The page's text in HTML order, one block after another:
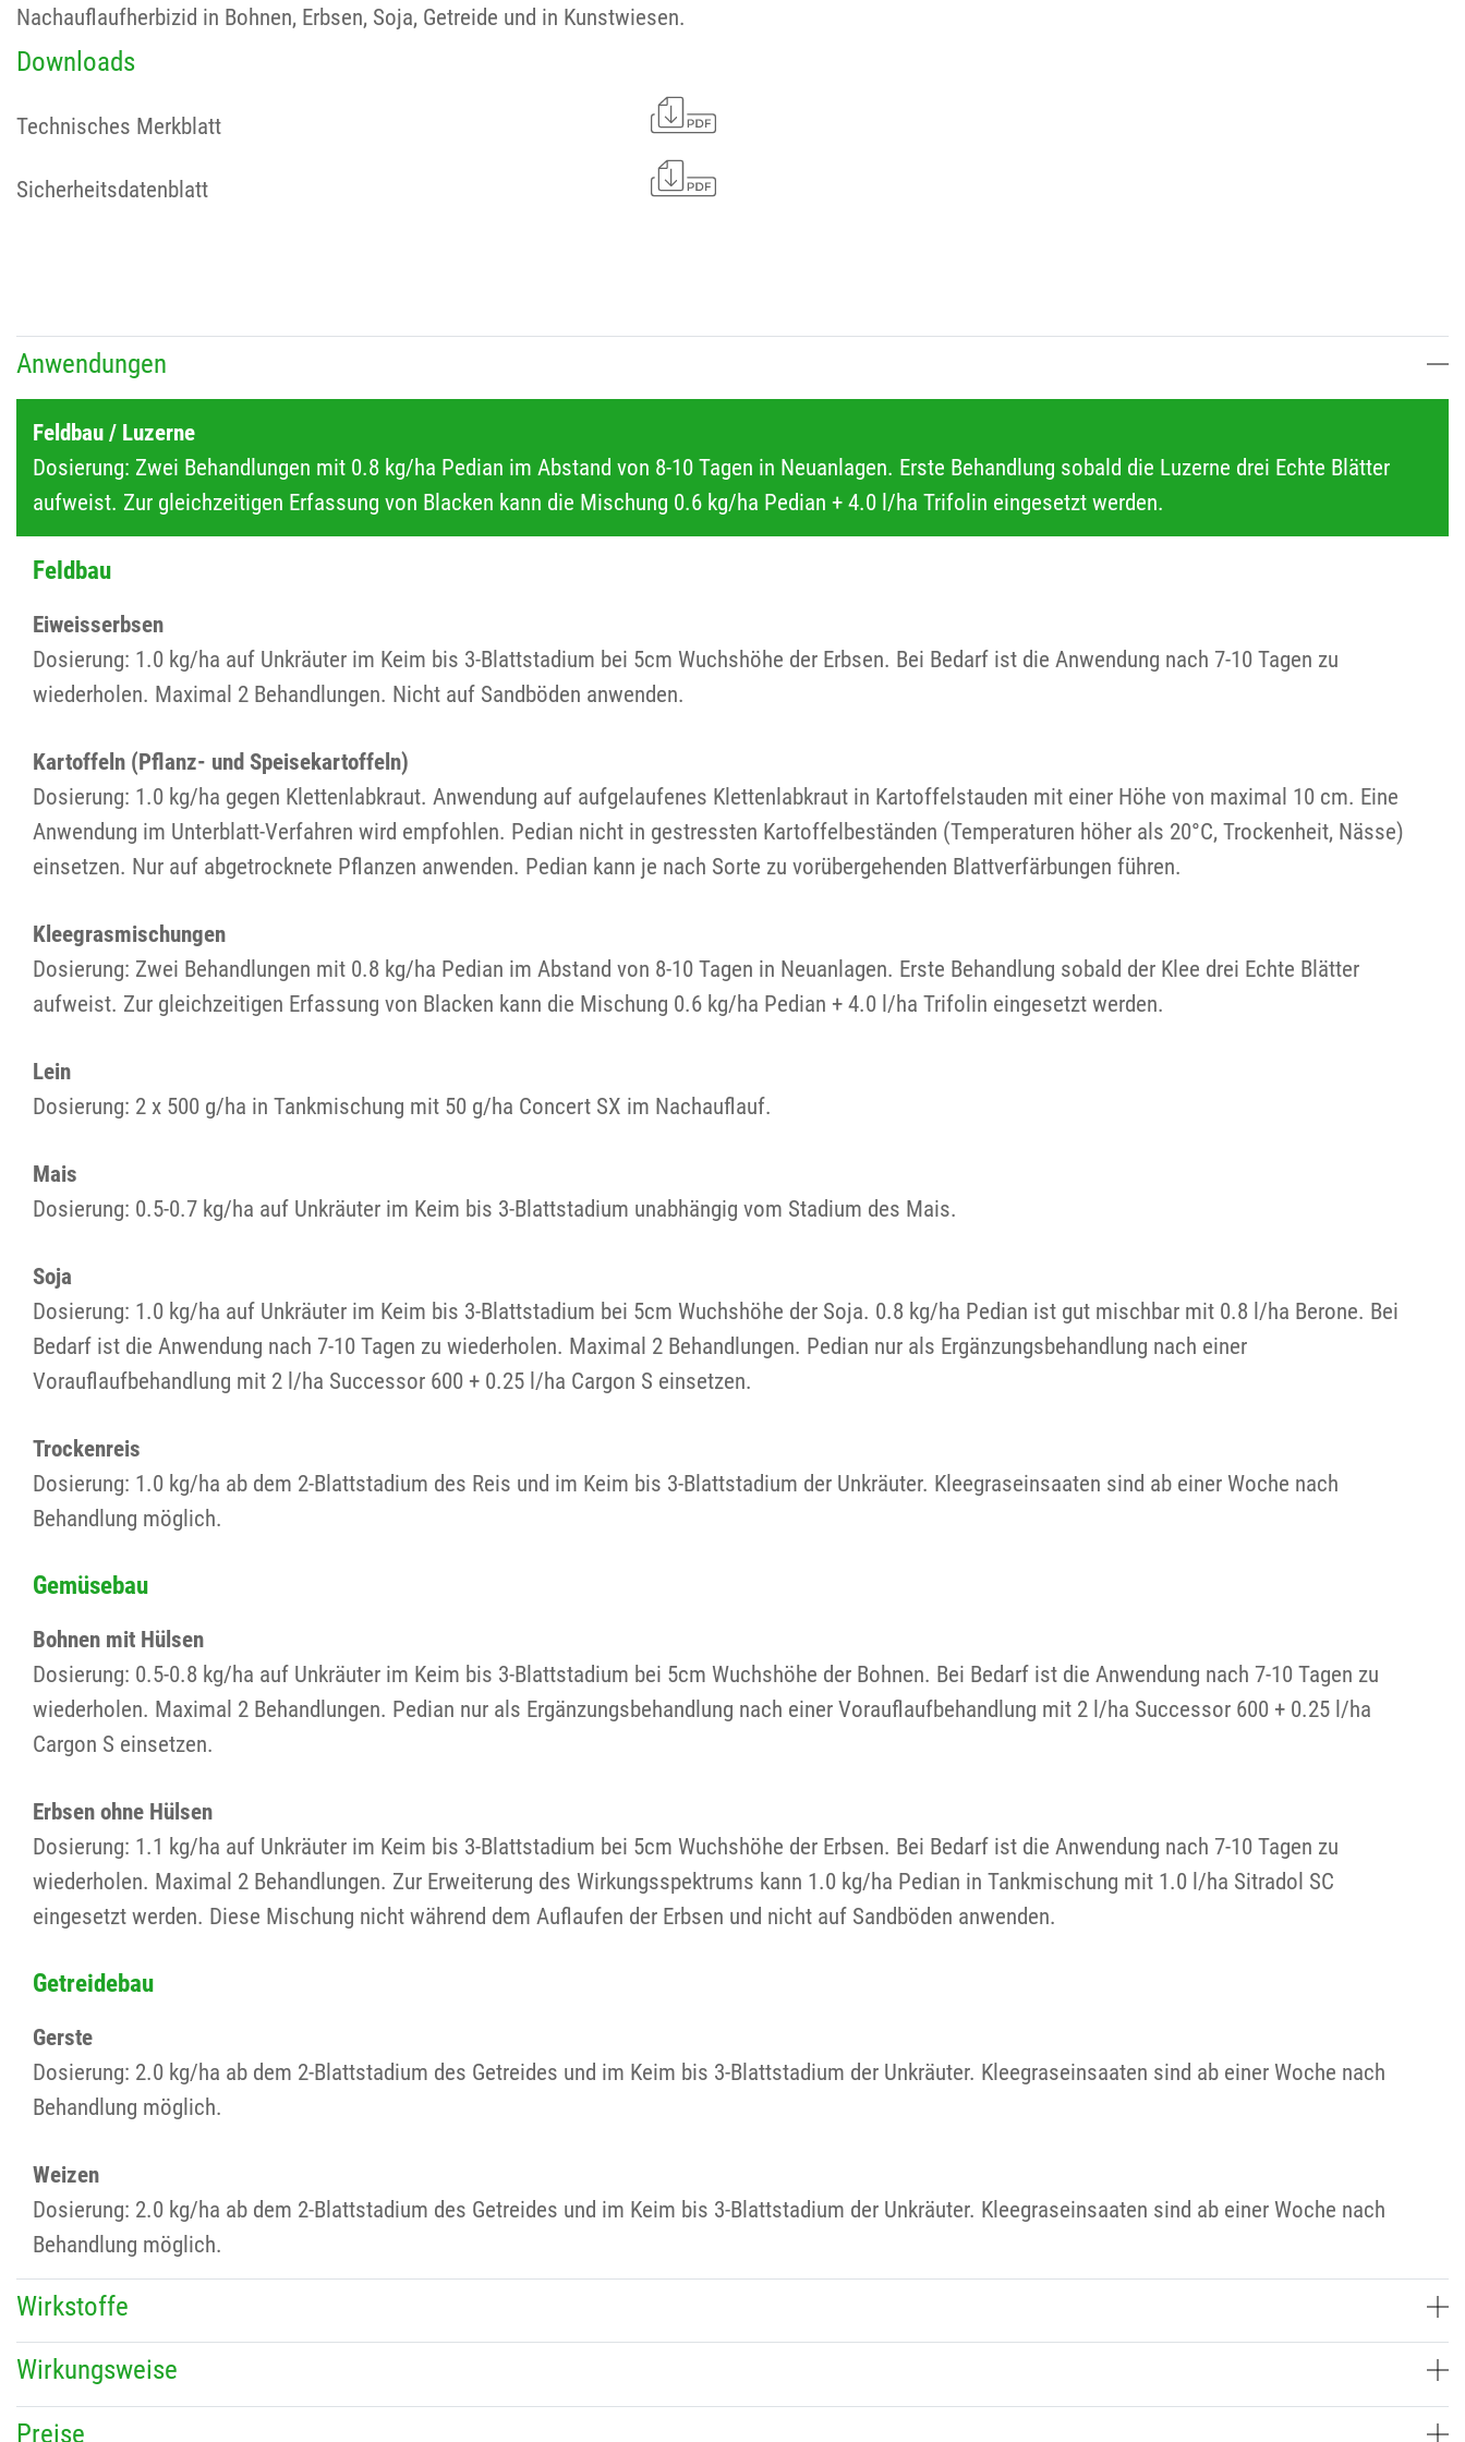
Nachauflaufherbizid in Bohnen, Erbsen, Soja, Getreide und in Kunstwiesen.
Downloads
Technisches Merkblatt
Sicherheitsdatenblatt
Anwendungen
Feldbau / Luzerne
Dosierung: Zwei Behandlungen mit 0.8 kg/ha Pedian im Abstand von 8-10 Tagen in Neuanlagen. Erste Behandlung sobald die Luzerne drei Echte Blätter
aufweist. Zur gleichzeitigen Erfassung von Blacken kann die Mischung 0.6 kg/ha Pedian + 4.0 l/ha Trifolin eingesetzt werden.
Feldbau
Eiweisserbsen
Dosierung: 1.0 kg/ha auf Unkräuter im Keim bis 3-Blattstadium bei 5cm Wuchshöhe der Erbsen. Bei Bedarf ist die Anwendung nach 7-10 Tagen zu
wiederholen. Maximal 2 Behandlungen. Nicht auf Sandböden anwenden.
Kartoffeln (Pflanz- und Speisekartoffeln)
Dosierung: 1.0 kg/ha gegen Klettenlabkraut. Anwendung auf aufgelaufenes Klettenlabkraut in Kartoffelstauden mit einer Höhe von maximal 10 cm. Eine
Anwendung im Unterblatt-Verfahren wird empfohlen. Pedian nicht in gestressten Kartoffelbeständen (Temperaturen höher als 20°C, Trockenheit, Nässe)
einsetzen. Nur auf abgetrocknete Pflanzen anwenden. Pedian kann je nach Sorte zu vorübergehenden Blattverfärbungen führen.
Kleegrasmischungen
Dosierung: Zwei Behandlungen mit 0.8 kg/ha Pedian im Abstand von 8-10 Tagen in Neuanlagen. Erste Behandlung sobald der Klee drei Echte Blätter
aufweist. Zur gleichzeitigen Erfassung von Blacken kann die Mischung 0.6 kg/ha Pedian + 4.0 l/ha Trifolin eingesetzt werden.
Lein
Dosierung: 2 x 500 g/ha in Tankmischung mit 50 g/ha Concert SX im Nachauflauf.
Mais
Dosierung: 0.5-0.7 kg/ha auf Unkräuter im Keim bis 3-Blattstadium unabhängig vom Stadium des Mais.
Soja
Dosierung: 1.0 kg/ha auf Unkräuter im Keim bis 3-Blattstadium bei 5cm Wuchshöhe der Soja. 0.8 kg/ha Pedian ist gut mischbar mit 0.8 l/ha Berone. Bei
Bedarf ist die Anwendung nach 7-10 Tagen zu wiederholen. Maximal 2 Behandlungen. Pedian nur als Ergänzungsbehandlung nach einer
Vorauflaufbehandlung mit 2 l/ha Successor 600 + 0.25 l/ha Cargon S einsetzen.
Trockenreis
Dosierung: 1.0 kg/ha ab dem 2-Blattstadium des Reis und im Keim bis 3-Blattstadium der Unkräuter. Kleegraseinsaaten sind ab einer Woche nach
Behandlung möglich.
Gemüsebau
Bohnen mit Hülsen
Dosierung: 0.5-0.8 kg/ha auf Unkräuter im Keim bis 3-Blattstadium bei 5cm Wuchshöhe der Bohnen. Bei Bedarf ist die Anwendung nach 7-10 Tagen zu
wiederholen. Maximal 2 Behandlungen. Pedian nur als Ergänzungsbehandlung nach einer Vorauflaufbehandlung mit 2 l/ha Successor 600 + 0.25 l/ha
Cargon S einsetzen.
Erbsen ohne Hülsen
Dosierung: 1.1 kg/ha auf Unkräuter im Keim bis 3-Blattstadium bei 5cm Wuchshöhe der Erbsen. Bei Bedarf ist die Anwendung nach 7-10 Tagen zu
wiederholen. Maximal 2 Behandlungen. Zur Erweiterung des Wirkungsspektrums kann 1.0 kg/ha Pedian in Tankmischung mit 1.0 l/ha Sitradol SC
eingesetzt werden. Diese Mischung nicht während dem Auflaufen der Erbsen und nicht auf Sandböden anwenden.
Getreidebau
Gerste
Dosierung: 2.0 kg/ha ab dem 2-Blattstadium des Getreides und im Keim bis 3-Blattstadium der Unkräuter. Kleegraseinsaaten sind ab einer Woche nach
Behandlung möglich.
Weizen
Dosierung: 2.0 kg/ha ab dem 2-Blattstadium des Getreides und im Keim bis 3-Blattstadium der Unkräuter. Kleegraseinsaaten sind ab einer Woche nach
Behandlung möglich.
Wirkstoffe
Wirkungsweise
Preise